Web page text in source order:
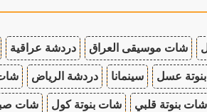
شات موسيقى العراق دردشة عراقية
عسل سينمانا دردشة الرياض
شات بنوتة قلبي شات بنوتة كول شات